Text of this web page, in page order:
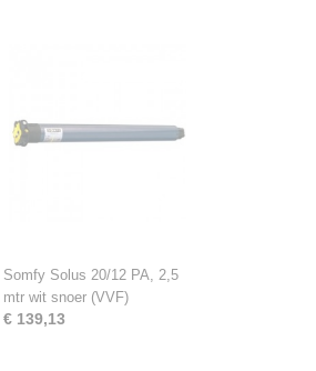
Somfy Solus 20/12 PA, 2,5
mtr wit snoer (VVF)
€ 139,13